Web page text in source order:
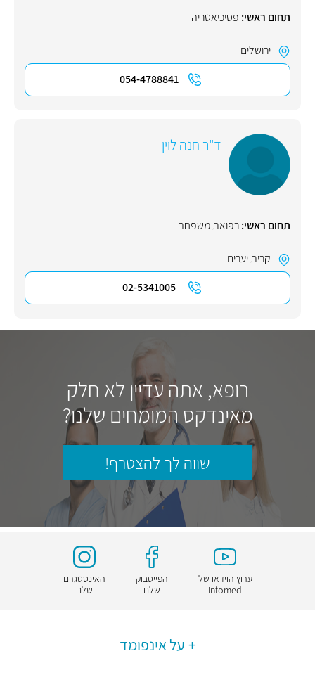
תחום ראשי: פסיכיאטריה
ירושלים
054-4788841
ד"ר חנה לוין
תחום ראשי:רפואת משפחה
קרית יערים
02-5341005
רופא, אתה עדיין לא חלק
מאינדקס המומחים שלנו?
שווה לך להצטרף!
ערוץ הוידאו של
Infomed
הפייסבוק
שלנו
האינסטגרם
שלנו
על אינפומד